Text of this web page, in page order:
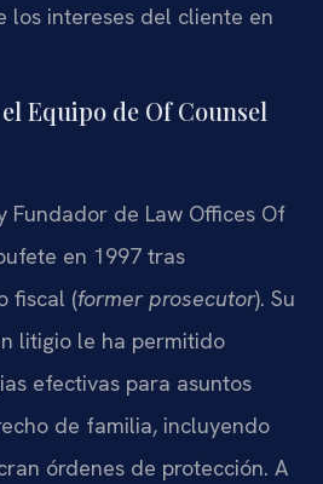
los intereses del cliente en
Equipo de Of Counsel
Fundador de Law Offices Of
en 1997 tras
fiscal (former prosecutor). Su
litigio le ha permitido
efectivas para asuntos
de familia, incluyendo
órdenes de protección. A